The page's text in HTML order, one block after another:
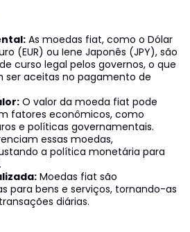
As moedas fiat, como o Dólar
(EUR) ou Iene Japonês (JPY), são
curso legal pelos governos, o que
ser aceitas no pagamento de
O valor da moeda fiat pode
fatores econômicos, como
e políticas governamentais.
essas moedas,
a política monetária para
Moedas fiat são
para bens e serviços, tornando-as
diárias.